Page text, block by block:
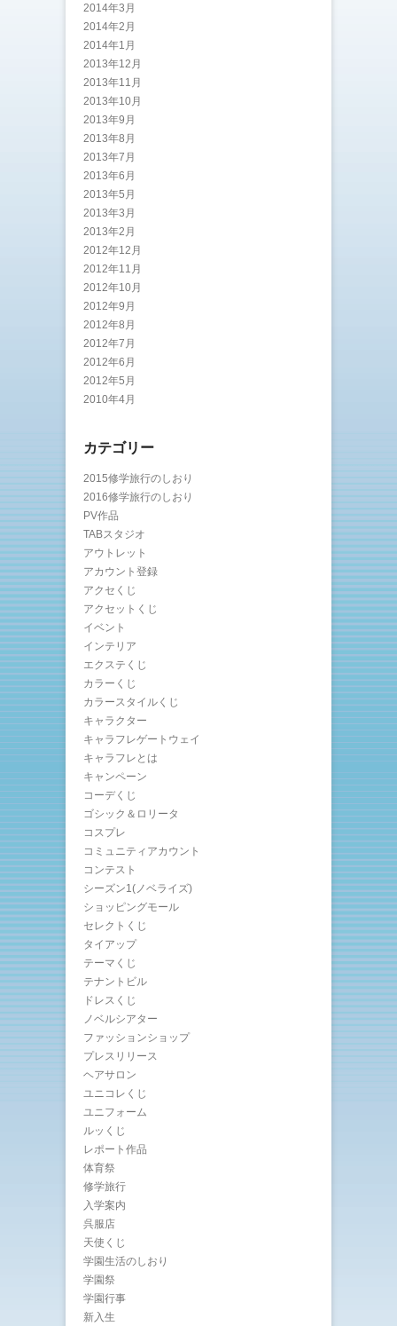
2014年3月
2014年2月
2014年1月
2013年12月
2013年11月
2013年10月
2013年9月
2013年8月
2013年7月
2013年6月
2013年5月
2013年3月
2013年2月
2012年12月
2012年11月
2012年10月
2012年9月
2012年8月
2012年7月
2012年6月
2012年5月
2010年4月
カテゴリー
2015修学旅行のしおり
2016修学旅行のしおり
PV作品
TABスタジオ
アウトレット
アカウント登録
アクセくじ
アクセットくじ
イベント
インテリア
エクステくじ
カラーくじ
カラースタイルくじ
キャラクター
キャラフレゲートウェイ
キャラフレとは
キャンペーン
コーデくじ
ゴシック＆ロリータ
コスプレ
コミュニティアカウント
コンテスト
シーズン1(ノベライズ)
ショッピングモール
セレクトくじ
タイアップ
テーマくじ
テナントビル
ドレスくじ
ノベルシアター
ファッションショップ
プレスリリース
ヘアサロン
ユニコレくじ
ユニフォーム
ルッくじ
レポート作品
体育祭
修学旅行
入学案内
呉服店
天使くじ
学園生活のしおり
学園祭
学園行事
新入生